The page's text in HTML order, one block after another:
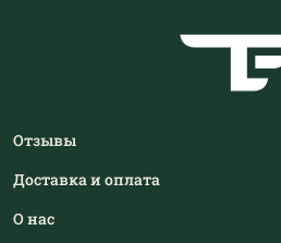
Отзывы
Доставка и оплата
О нас